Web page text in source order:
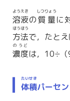
溶液
ようえき
の質量
しつりょう
に
方法
ほうほう
で，たと
濃度
のうど
は，10÷（
体積
たいせき
パーセ